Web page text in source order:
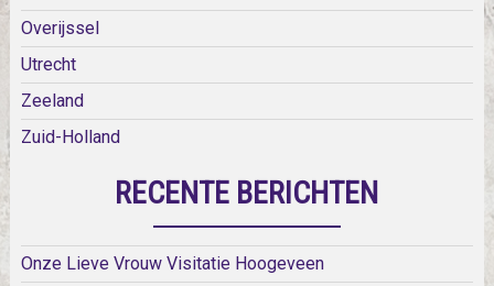
Overijssel
Utrecht
Zeeland
Zuid-Holland
RECENTE BERICHTEN
Onze Lieve Vrouw Visitatie Hoogeveen